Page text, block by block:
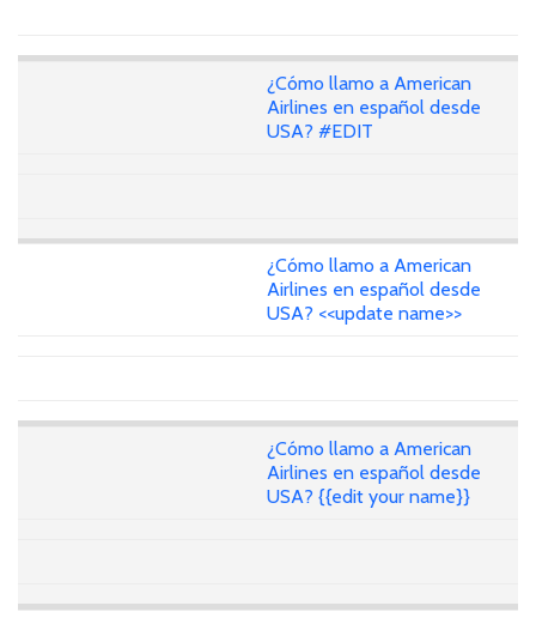
¿Cómo llamo a American
Airlines en español desde
USA? #EDIT
¿Cómo llamo a American
Airlines en español desde
USA? <<update name>>
¿Cómo llamo a American
Airlines en español desde
USA? {{edit your name}}